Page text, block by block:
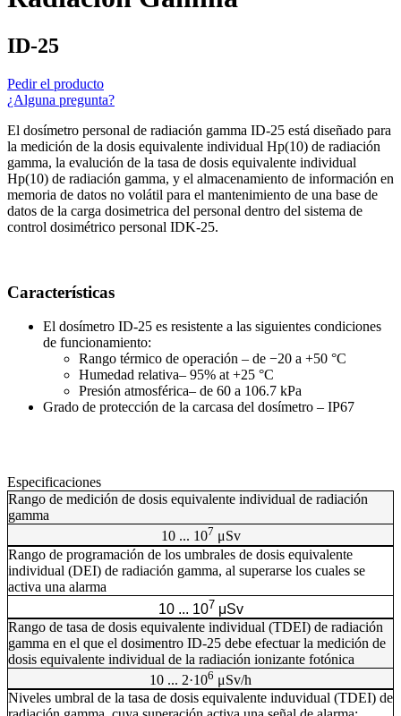
ID-25
Pedir el producto
¿Alguna pregunta?
El dosímetro personal de radiación gamma ID-25 está diseñado para
la medición de la dosis equivalente individual Hp(10) de radiación
gamma, la evalución de la tasa de dosis equivalente individual
Hp(10) de radiación gamma, y el almacenamiento de información en
memoria de datos no volátil para el mantenimiento de una base de
datos de la carga dosimetrica del personal dentro del sistema de
control dosimétrico personal IDK-25.
Características
El dosímetro ID-25 es resistente a las siguientes condiciones
de funcionamiento:
Rango térmico de operación – de −20 a +50 °C
Humedad relativa– 95% at +25 °C
Presión atmosférica– de 60 a 106.7 kPa
Grado de protección de la carcasa del dosímetro – IP67
Especificaciones
Rango de medición de dosis equivalente individual de radiación
gamma
10 ... 107 μSv
Rango de programación de los umbrales de dosis equivalente
individual (DEI) de radiación gamma, al superarse los cuales se
activa una alarma
10 ... 107 μSv
Rango de tasa de dosis equivalente individual (TDEI) de radiación
gamma en el que el dosimentro ID-25 debe efectuar la medición de
dosis equivalente individual de la radiación ionizante fotónica
10 ... 2·106 μSv/h
Niveles umbral de la tasa de dosis equivalente induvidual (TDEI) de